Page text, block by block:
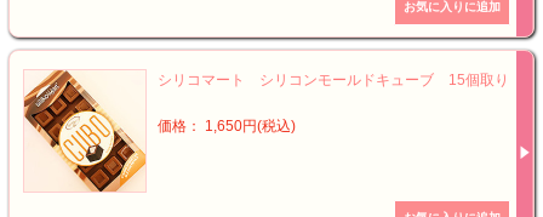
シリコマート シリコンモールドキューブ 15個取り
価格： 1,650円(税込)